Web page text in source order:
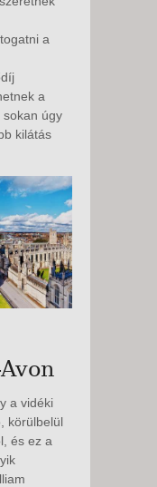
a
a
úgy
kilátás
a vidéki
körülbelül
és ez a